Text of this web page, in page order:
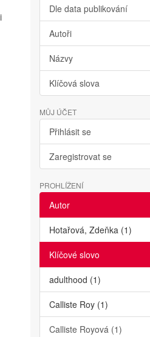
Dle data publikování
Autoři
Názvy
Klíčová slova
MŮJ ÚČET
Přihlásit se
Zaregistrovat se
PROHLÍŽENÍ
Autor
Hotařová, Zdeňka (1)
Klíčové slovo
adulthood (1)
Calliste Roy (1)
Calliste Royová (1)